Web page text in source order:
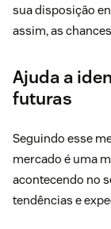
sua disposição
assim, as
Ajuda a
futuras
Seguindo esse
mercado é uma
acontecendo no
tendências e